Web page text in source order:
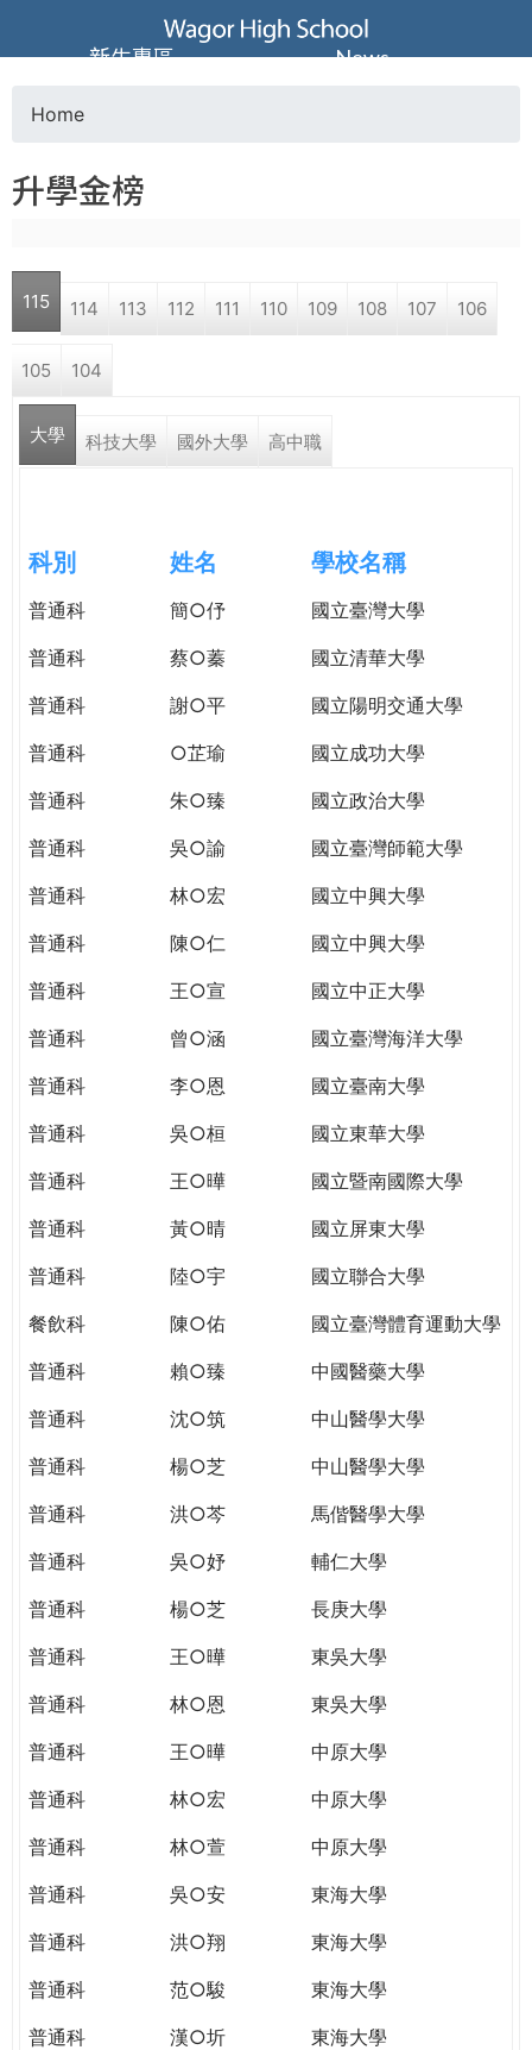
Jump to navigation
葳
格
高
中
學
格。
民。
TODAY
WORLD
TOMORROW
YOU
THE
PATH
GLOBAL
o
u
a
r
e
e
r
e
Home
升學金榜
115 114 113 112 111 110 109 108 107 106
105 104
大學 科技大學 國外大學 高中職
科別 姓名 學校名稱
普通科 簡○伃
國立臺灣大學
普通科
蔡○蓁
國立清華大學
普通科
謝○平
國立陽明交通大學
普通科
○芷瑜
國立成功大學
普通科
朱○臻
國立政治大學
普通科
吳○諭
國立臺灣師範大學
普通科
林○宏
國立中興大學
普通科
陳○仁
國立中興大學
普通科
王○宣
國立中正大學
普通科
曾○涵
國立臺灣海洋大學
普通科
李○恩
國立臺南大學
普通科
吳○桓
國立東華大學
普通科
王○曄
國立暨南國際大學
普通科
黃○晴
國立屏東大學
普通科
陸○宇
國立聯合大學
餐飲科
陳○佑
國立臺灣體育運動大學
普通科
賴○臻
中國醫藥大學
普通科
沈○筑
中山醫學大學
普通科
楊○芝
中山醫學大學
普通科
洪○芩
馬偕醫學大學
普通科
吳○妤
輔仁大學
普通科
楊○芝
長庚大學
普通科
王○曄
東吳大學
普通科
林○恩
東吳大學
普通科
王○曄
中原大學
普通科
林○宏
中原大學
普通科
林○萱
中原大學
普通科
吳○安
東海大學
普通科
洪○翔
東海大學
普通科
范○駿
東海大學
普通科
漢○圻
東海大學
新生專區 News